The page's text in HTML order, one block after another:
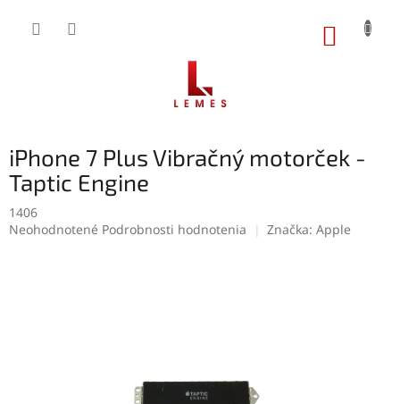
iPhone 7 Plus Vibračný motorček -
Taptic Engine
1406
Priemerné
Neohodnotené Podrobnosti hodnotenia Značka: Apple